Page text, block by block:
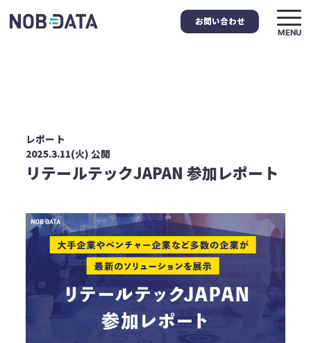
お問い合わせ
MENU
レポート
2025.3.11(火) 公開
リテールテックJAPAN 参加レポート